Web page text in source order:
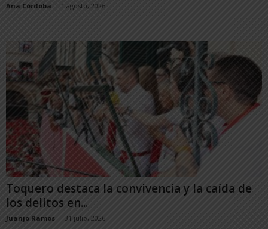
Ana Córdoba - 1 agosto, 2026
Toquero destaca la convivencia y la caída de
los delitos en...
Juanjo Ramos - 31 julio, 2026